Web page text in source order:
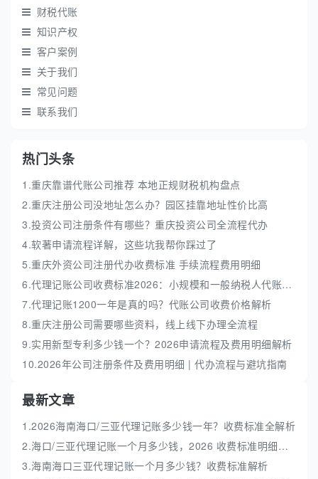
财税代账
知识产权
客户案例
关于我们
常见问题
联系我们
热门头条
1.重庆靠谱代账公司推荐 本地正规财税机构盘点
2.重庆注册公司没地址怎么办？园区挂靠地址性价比高
3.投资公司注册条件有哪些？重庆投资公司全流程代办
4.软著申请流程详解，这些坑我帮你踩过了
5.重庆外资公司注册代办收费标准 手续流程费用明细
6.代理记账公司收费标准2026：小规模和一般纳税人代账费解析
7.代理记账1200一年是真的吗？代账公司收费价格解析
8.重庆注册公司需要哪些资料，线上线下办理全流程
9.实用新型专利多少钱一个？2026申请流程及费用明细解析
10.2026年公司注册条件及费用明细 | 代办流程与避坑指南
最新文章
1.2026海南海口/三亚代理记账多少钱一年？收费标准全解析
2.海口/三亚代理记账一个月多少钱，2026 收费标准明细解析
3.海南海口三亚代理记账一个月多少钱？收费标准解析